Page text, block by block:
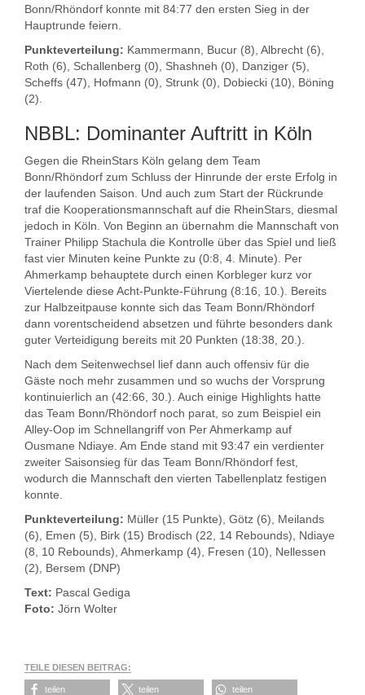
Bonn/Rhöndorf konnte mit 84:77 den ersten Sieg in der
Hauptrunde feiern.
Punkteverteilung: Kammermann, Bucur (8), Albrecht (6),
Roth (6), Schallenberg (0), Shashneh (0), Danziger (5),
Scheffs (47), Hofmann (0), Strunk (0), Dobiecki (10), Böning
(2).
NBBL: Dominanter Auftritt in Köln
Gegen die RheinStars Köln gelang dem Team
Bonn/Rhöndorf zum Schluss der Hinrunde der erste Erfolg in
der laufenden Saison. Und auch zum Start der Rückrunde
traf die Kooperationsmannschaft auf die RheinStars, diesmal
jedoch in Köln. Von Beginn an übernahm die Mannschaft von
Trainer Philipp Stachula die Kontrolle über das Spiel und ließ
fast vier Minuten keine Punkte zu (0:8, 4. Minute). Per
Ahmerkamp behauptete durch einen Korbleger kurz vor
Viertelende diese Acht-Punkte-Führung (8:16, 10.). Bereits
zur Halbzeitpause konnte sich das Team Bonn/Rhöndorf
dann vorentscheidend absetzen und führte besonders dank
guter Verteidigung bereits mit 20 Punkten (18:38, 20.).
Nach dem Seitenwechsel lief dann auch offensiv für die
Gäste noch mehr zusammen und so wuchs der Vorsprung
kontinuierlich an (42:66, 30.). Auch einige Highlights hatte
das Team Bonn/Rhöndorf noch parat, so zum Beispiel ein
Alley-Oop im Schnellangriff von Per Ahmerkamp auf
Ousmane Ndiaye. Am Ende stand mit 93:47 ein verdienter
zweiter Saisonsieg für das Team Bonn/Rhöndorf fest,
wodurch die Mannschaft den vierten Tabellenplatz festigen
konnte.
Punkteverteilung: Müller (15 Punkte), Götz (6), Meilands
(6), Emen (5), Birk (15) Brodisch (22, 14 Rebounds), Ndiaye
(8, 10 Rebounds), Ahmerkamp (4), Fresen (10), Nellessen
(2), Bersem (DNP)
Text: Pascal Gediga
Foto: Jörn Wolter
TEILE DIESEN BEITRAG:
teilen teilen teilen